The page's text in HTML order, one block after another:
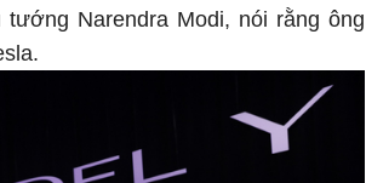
Narendra Modi, nói rằng ông